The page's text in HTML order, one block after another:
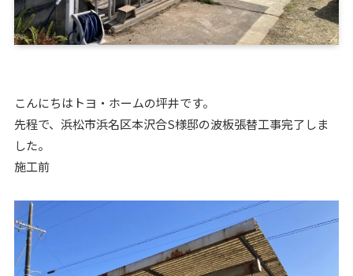
こんにちはトヨ・ホームの坪井です。
先程で、浜松市浜名区本沢合S様邸の波板張替工事完了しま
した。
施工前